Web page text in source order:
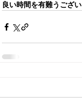
良い時間を有難うござい